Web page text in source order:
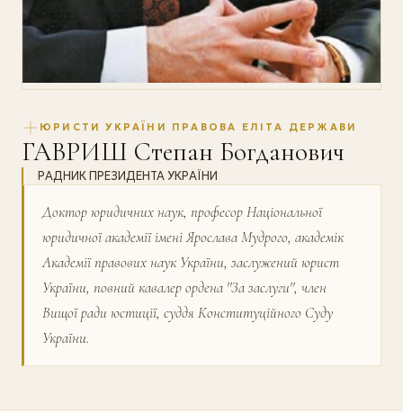
ЮРИСТИ УКРАЇНИ ПРАВОВА ЕЛІТА ДЕРЖАВИ
ГАВРИШ Степан Богданович
РАДНИК ПРЕЗИДЕНТА УКРАЇНИ
Доктор юридичних наук, професор Національної
юридичної академії імені Ярослава Мудрого, академік
Академії правових наук України, заслужений юрист
України, повний кавалер ордена ''За заслуги'', член
Вищої ради юстиції, суддя Конституційного Суду
України.